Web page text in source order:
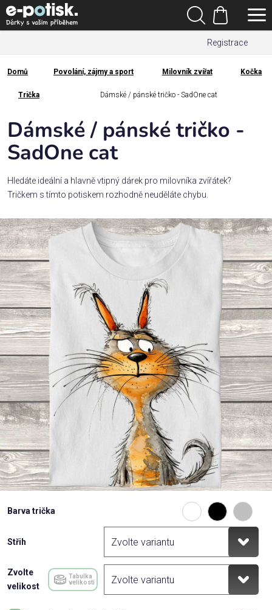
Přejít
na
obsah
Registrace
Hledat
Nákupní
košík
Kategorie
Dárek
pro
Rodina
/
Povolání,
zájmy a
sport
Příležitosti
Domácnost
Kolekce
Oblečení
Přihlášení
Domů
Domů Povolání, zájmy a sport Milovník zvířat Kočka
Trička Dámské / pánské tričko - SadOne cat
Barva trička
Střih
Zvolte
velikost
Tabulka
velikostí
Dámské / pánské tričko -
SadOne cat
Hledáte ideální a hlavně vtipný dárek pro milovníka zvířátek?
Tričkem s tímto potiskem rozhodně neuděláte chybu.